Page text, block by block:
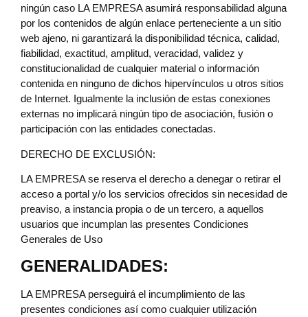
ningún caso LA EMPRESA asumirá responsabilidad alguna
por los contenidos de algún enlace perteneciente a un sitio
web ajeno, ni garantizará la disponibilidad técnica, calidad,
fiabilidad, exactitud, amplitud, veracidad, validez y
constitucionalidad de cualquier material o información
contenida en ninguno de dichos hipervínculos u otros sitios
de Internet. Igualmente la inclusión de estas conexiones
externas no implicará ningún tipo de asociación, fusión o
participación con las entidades conectadas.
DERECHO DE EXCLUSIÓN:
LA EMPRESA se reserva el derecho a denegar o retirar el
acceso a portal y/o los servicios ofrecidos sin necesidad de
preaviso, a instancia propia o de un tercero, a aquellos
usuarios que incumplan las presentes Condiciones
Generales de Uso
GENERALIDADES:
LA EMPRESA perseguirá el incumplimiento de las
presentes condiciones así como cualquier utilización